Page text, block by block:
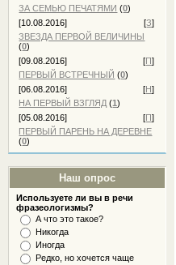
ЗА СЕМЬЮ ПЕЧАТЯМИ (0)
[10.08.2016]
[З]
ЗВЕЗДА ПЕРВОЙ ВЕЛИЧИНЫ
(0)
[09.08.2016]
[П]
ПЕРВЫЙ ВСТРЕЧНЫЙ (0)
[06.08.2016]
[Н]
НА ПЕРВЫЙ ВЗГЛЯД (1)
[05.08.2016]
[П]
ПЕРВЫЙ ПАРЕНЬ НА ДЕРЕВНЕ
(0)
Наш опрос
Используете ли вы в речи
фразеологизмы?
А что это такое?
Никогда
Иногда
Редко, но хочется чаще